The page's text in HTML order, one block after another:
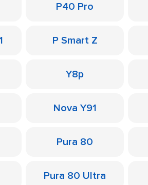
P40 Pro
P Smart Z
Y8p
Nova Y91
Pura 80
Pura 80 Ultra